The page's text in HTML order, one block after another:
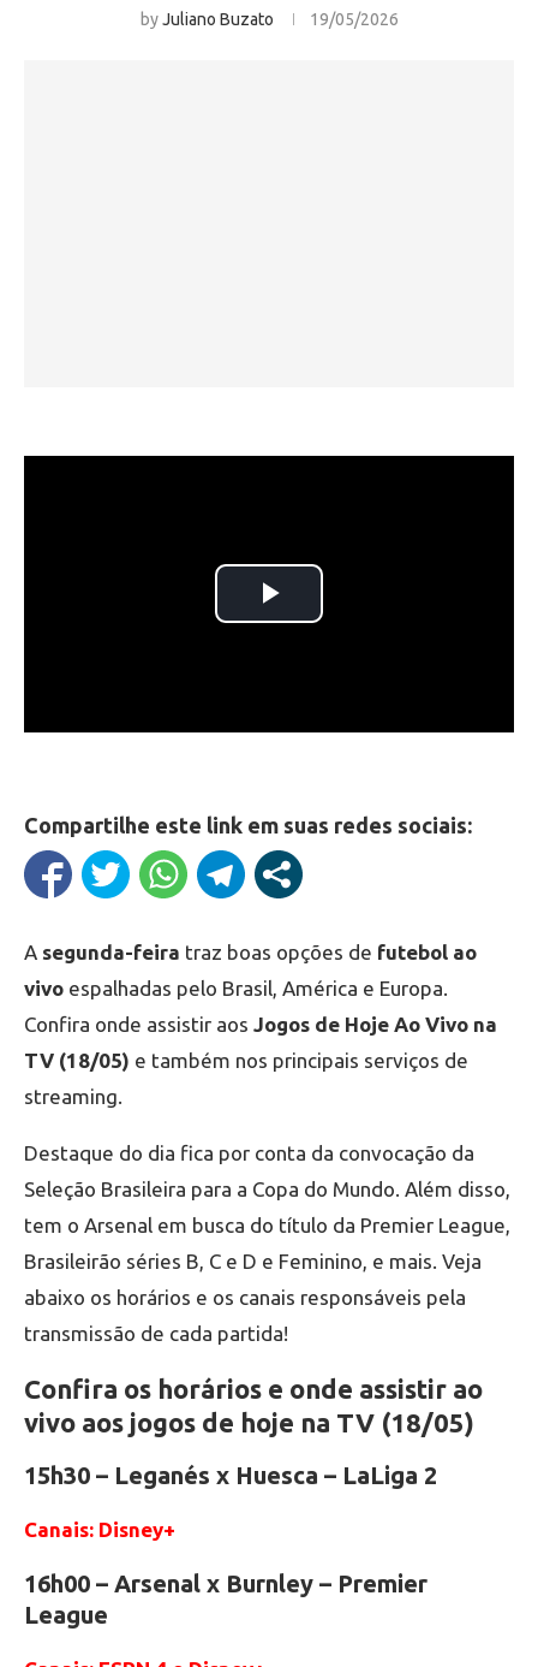
byJuliano Buzato 19/05/2026
Compartilhe este link em suas redes sociais:
A segunda-feira traz boas opções de futebol ao
vivo espalhadas pelo Brasil, América e Europa.
Confira onde assistir aos Jogos de Hoje Ao Vivo na
TV (18/05) e também nos principais serviços de
streaming.
Destaque do dia fica por conta da convocação da
Seleção Brasileira para a Copa do Mundo. Além disso,
tem o Arsenal em busca do título da Premier League,
Brasileirão séries B, C e D e Feminino, e mais. Veja
abaixo os horários e os canais responsáveis pela
transmissão de cada partida!
Confira os horários e onde assistir ao
vivo aos jogos de hoje na TV (18/05)
15h30 – Leganés x Huesca – LaLiga 2
Canais: Disney+
16h00 – Arsenal x Burnley – Premier
League